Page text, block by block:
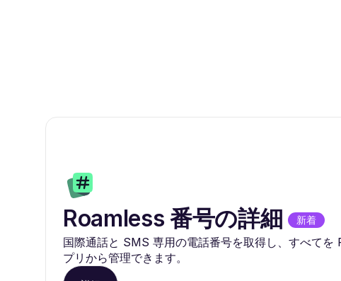
Roamless 番号の詳細 新着
国際通話と SMS 専用の電話番号を取得し、すべてを
プリから管理できます。